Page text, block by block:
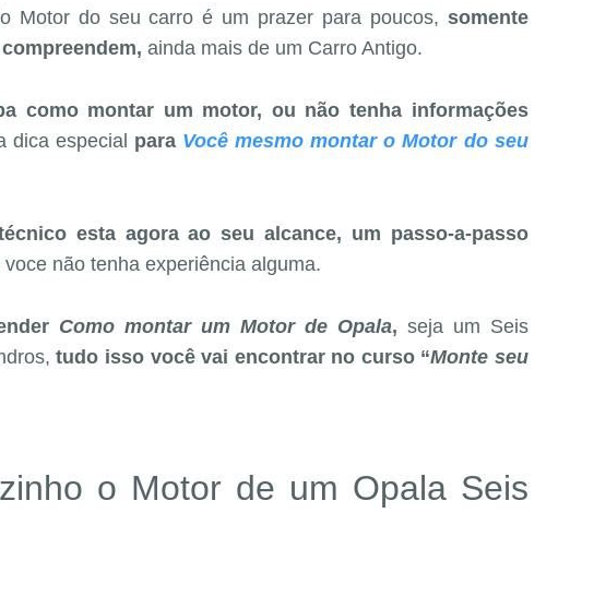
Motor do seu carro é um prazer para poucos, somente
ainda mais de um Carro Antigo.
como montar um motor, ou não tenha informações
dica especial para Você mesmo montar o Motor do seu
esta agora ao seu alcance, um passo-a-passo
voce não tenha experiência alguma.
Como montar um Motor de Opala, seja um Seis
tudo isso você vai encontrar no curso “Monte seu
o Motor de um Opala Seis